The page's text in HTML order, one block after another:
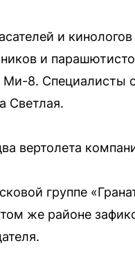
и
и
Ми-8.
Светлая.
вертолета
группе
же районе